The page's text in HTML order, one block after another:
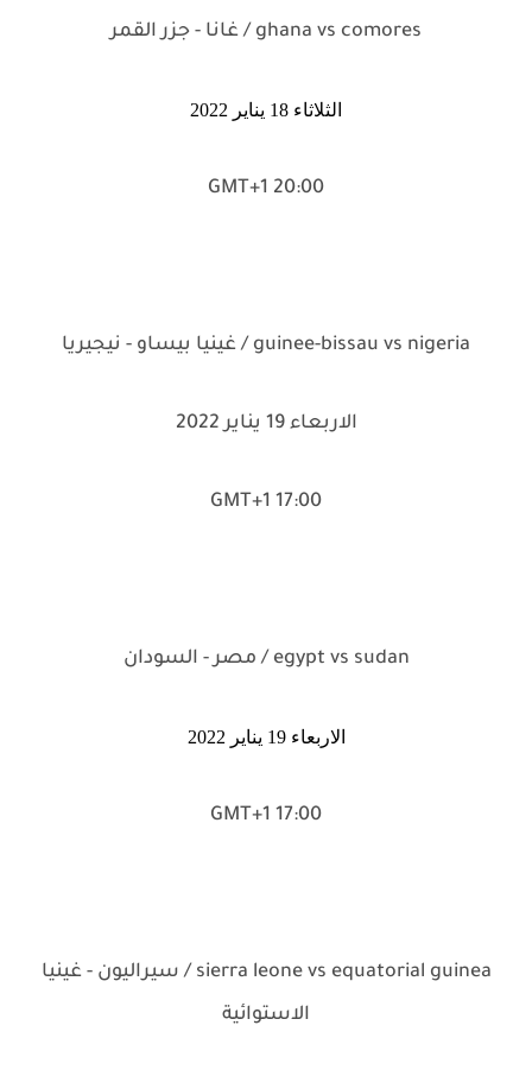
ghana vs comores / غانا - جزر القمر
الثلاثاء 18 يناير 2022
20:00 GMT+1
guinee-bissau vs nigeria / غينيا بيساو - نيجيريا
الاربعاء 19 يناير 2022
17:00 GMT+1
egypt vs sudan / مصر - السودان
الاربعاء 19 يناير 2022
17:00 GMT+1
sierra leone vs equatorial guinea / سيراليون - غينيا
الاستوائية